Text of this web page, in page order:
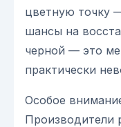
цветную точку
шансы на
черной — это
практически
Особое
Производители